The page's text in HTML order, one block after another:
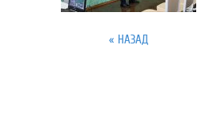
« НАЗАД